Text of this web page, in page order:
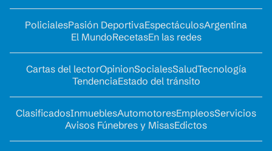
PolicialesPasión DeportivaEspectáculosArgentina
El MundoRecetasEn las redes
Cartas del lectorOpinionSocialesSaludTecnología
TendenciaEstado del tránsito
ClasificadosInmueblesAutomotoresEmpleosServicios
Avisos Fúnebres y MisasEdictos